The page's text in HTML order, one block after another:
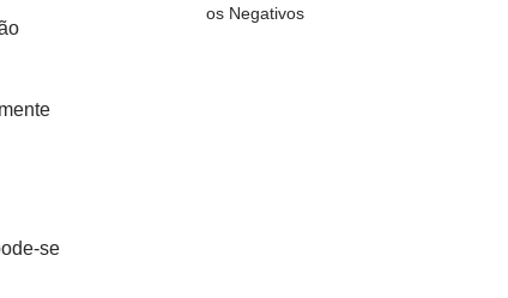
se
os Negativos